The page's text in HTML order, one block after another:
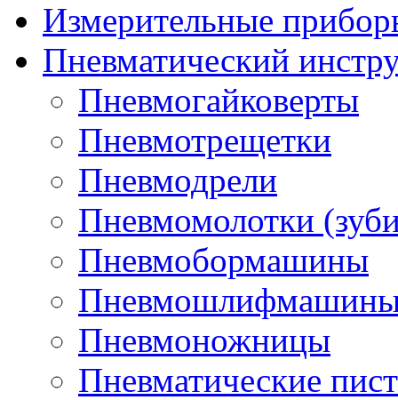
Измерительные
Пневматический
Пневмогайковерты
Пневмотрещетки
Пневмодрели
Пневмомолотки
Пневмобормашины
Пневмоножницы
Пневматические